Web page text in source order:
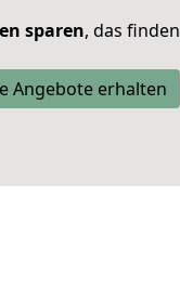
sparen, das
Angebote erhalten